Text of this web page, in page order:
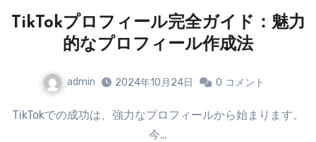
TikTokプロフィール完全ガイド：魅力
的なプロフィール作成法
admin 2024年10月24日 0 コメント
TikTokでの成功は、強力なプロフィールから始まります。
今…